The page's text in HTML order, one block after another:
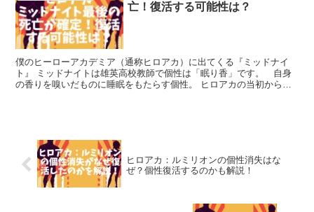
亡！復活する可能性は？
僕のヒーローアカデミア（通称ヒロアカ）に出てくる『ミッドナイ
ト』 ミッドナイトは雄英高校教師で個性は「眠り香」です。 自身
の香りを嗅いだものに睡眠をもたらす個性。 ヒロアカの当初から奇
ヒロアカ：ルミリオンの個性消失はな
ぜ？個性復活するのかも解説！